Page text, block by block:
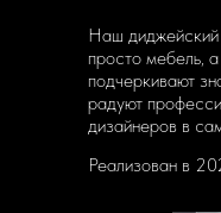
Реализован в
Наш диджейский
просто мебель,
подчеркивают
радуют
дизайнеров в